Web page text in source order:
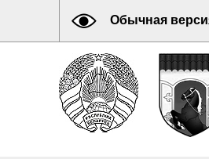
Обычная